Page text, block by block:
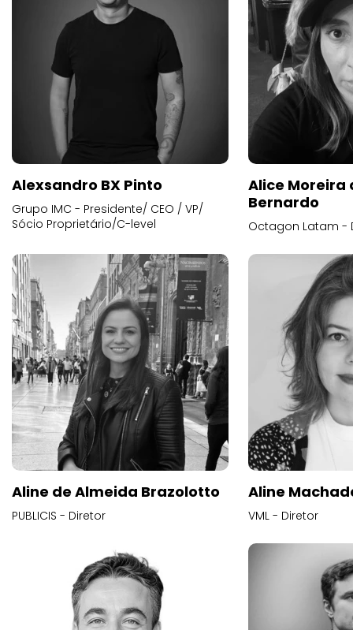
Alexsandro BX Pinto
Grupo IMC - Presidente/ CEO / VP/
Sócio Proprietário/C-level
Alice
Bernardo
Octagon Latam -
Aline de Almeida Brazolotto
PUBLICIS - Diretor
Aline
VML - Diretor